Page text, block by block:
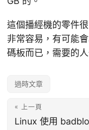
這個播經機的零件
非常容易，有可能
碼板而已，需要的
過時文章
« 上一頁
Linux 使用